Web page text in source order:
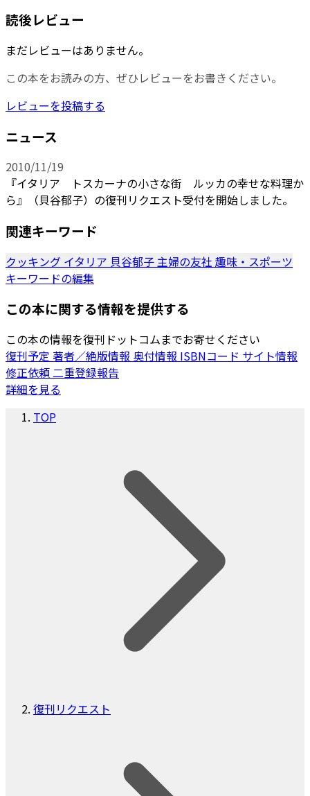
読後レビュー
まだレビューはありません。
この本をお読みの方、ぜひレビューをお書きください。
レビューを投稿する
ニュース
2010/11/19
『イタリア トスカーナの小さな街 ルッカの幸せな料理か
ら』（貝谷郁子）の復刊リクエスト受付を開始しました。
関連キーワード
クッキング イタリア 貝谷郁子 主婦の友社 趣味・スポーツ
キーワードの編集
この本に関する情報を提供する
この本の情報を復刊ドットコムまでお寄せください
復刊予定 著者／絶版情報 奥付情報 ISBNコード サイト情報
修正依頼二重登録報告
詳細を見る
TOP
復刊リクエスト